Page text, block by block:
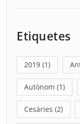
Etiquetes
2019 (1)
Autònom (1)
Cesàries (2)